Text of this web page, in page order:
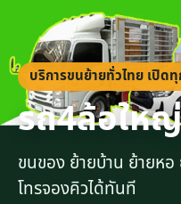
บริการขนย้ายทั่วไทย เปิด
รถ4ล้อให
ขนของ ย้ายบ้าน ย้ายห
โทรจองคิวได้ทันที